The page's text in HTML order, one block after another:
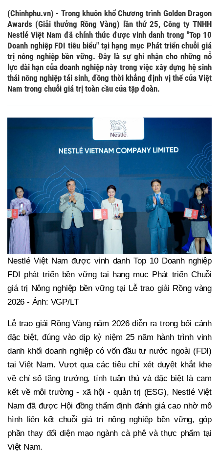
(Chinhphu.vn) - Trong khuôn khổ Chương trình Golden Dragon
Awards (Giải thưởng Rồng Vàng) lần thứ 25, Công ty TNHH
Nestlé Việt Nam đã chính thức được vinh danh trong "Top 10
Doanh nghiệp FDI tiêu biểu" tại hạng mục Phát triển chuỗi giá
trị nông nghiệp bền vững. Đây là sự ghi nhận cho những nỗ
lực dài hạn của doanh nghiệp này trong việc xây dựng hệ sinh
thái nông nghiệp tái sinh, đồng thời khẳng định vị thế của Việt
Nam trong chuỗi giá trị toàn cầu của tập đoàn.
Nestlé Việt Nam được vinh danh Top 10 Doanh nghiệp
FDI phát triển bền vững tại hạng mục Phát triển Chuỗi
giá trị Nông nghiệp bền vững tại Lễ trao giải Rồng vàng
2026 - Ảnh: VGP/LT
Lễ trao giải Rồng Vàng năm 2026 diễn ra trong bối cảnh
đặc biệt, đúng vào dịp kỷ niệm 25 năm hành trình vinh
danh khối doanh nghiệp có vốn đầu tư nước ngoài (FDI)
tại Việt Nam. Vượt qua các tiêu chí xét duyệt khắt khe
về chỉ số tăng trưởng, tính tuân thủ và đặc biệt là cam
kết về môi trường - xã hội - quản trị (ESG), Nestlé Việt
Nam đã được Hội đồng thẩm định đánh giá cao nhờ mô
hình liên kết chuỗi giá trị nông nghiệp bền vững, góp
phần thay đổi diện mạo ngành cà phê và thực phẩm tại
Việt Nam.